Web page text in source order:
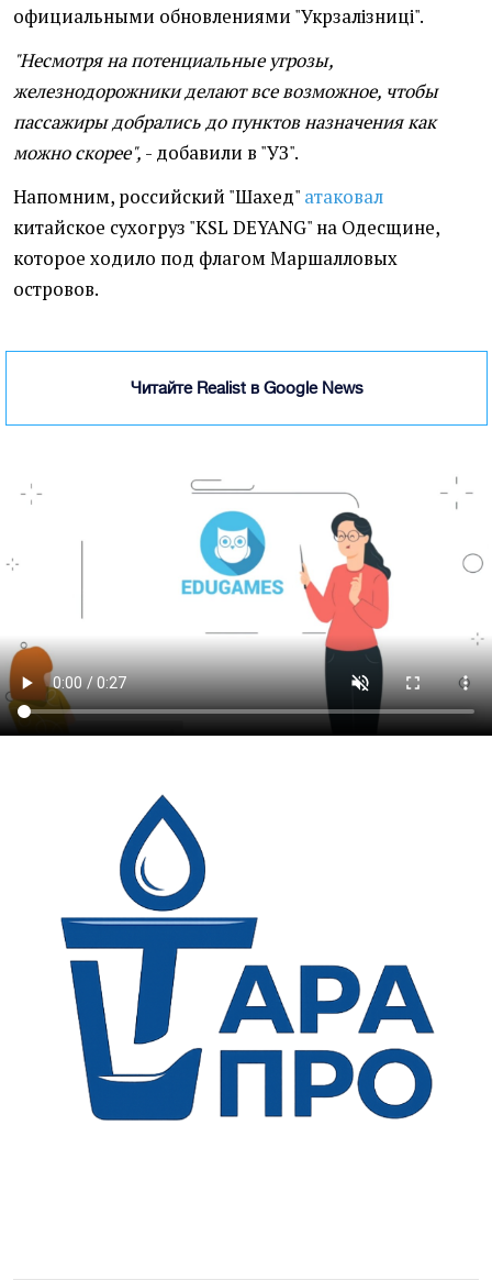
официальными обновлениями "Укрзалізниці".
"Несмотря на потенциальные угрозы,
железнодорожники делают все возможное, чтобы
пассажиры добрались до пунктов назначения как
можно скорее", - добавили в "УЗ".
Напомним, российский "Шахед" атаковал
китайское сухогруз "KSL DEYANG" на Одесщине,
которое ходило под флагом Маршалловых
островов.
Читайте Realist в Google News